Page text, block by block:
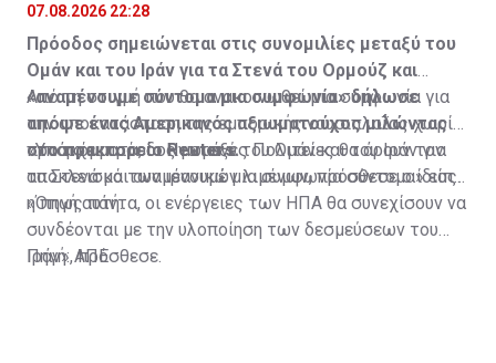
07.08.2026 22:28
Πρόοδος σημειώνεται στις συνομιλίες μεταξύ του
Ομάν και του Ιράν για τα Στενά του Ορμούζ και
«αναμένουμε σύντομα μια συμφωνία» δήλωσε
απόψε ένας Αμερικανός αξιωματούχος μιλώντας
στο πρακτορείο Reuters.
Από τη στιγμή που θα ανακοινωθεί μια συμφωνία για
την αποκατάσταση της εμπορικής ναυσιπλοΐας χωρίς
προσκόμματα, οι Ηνωμένες Πολιτείες θα άρουν τον
αποκλεισμό των ιρανικών λιμένων, πρόσθεσε ο ίδιος.
«Υπάρχει πρόοδος μεταξύ του Ομάν και του Ιράν για
τα Στενά και αναμένουμε μια συμφωνία σύντομα» είπε
η πηγή αυτή.
«Όπως πάντα, οι ενέργειες των ΗΠΑ θα συνεχίσουν να
συνδέονται με την υλοποίηση των δεσμεύσεων του
Ιράν», πρόσθεσε.
Πηγή: ΑΠΕ